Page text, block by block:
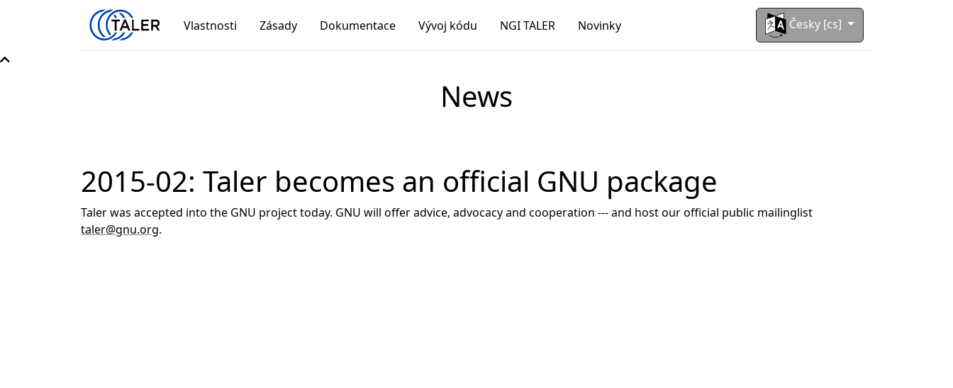
Vlastnosti Zásady Dokumentace Vývoj kódu NGI TALER Novinky Česky [cs]
News
2015-02: Taler becomes an official GNU package
Taler was accepted into the GNU project today. GNU will offer advice, advocacy and cooperation --- and host our official public mailinglist
taler@gnu.org.